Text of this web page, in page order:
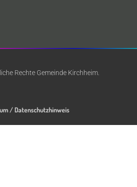
Rechte Gemeinde Kirchheim.
/ Datenschutzhinweis